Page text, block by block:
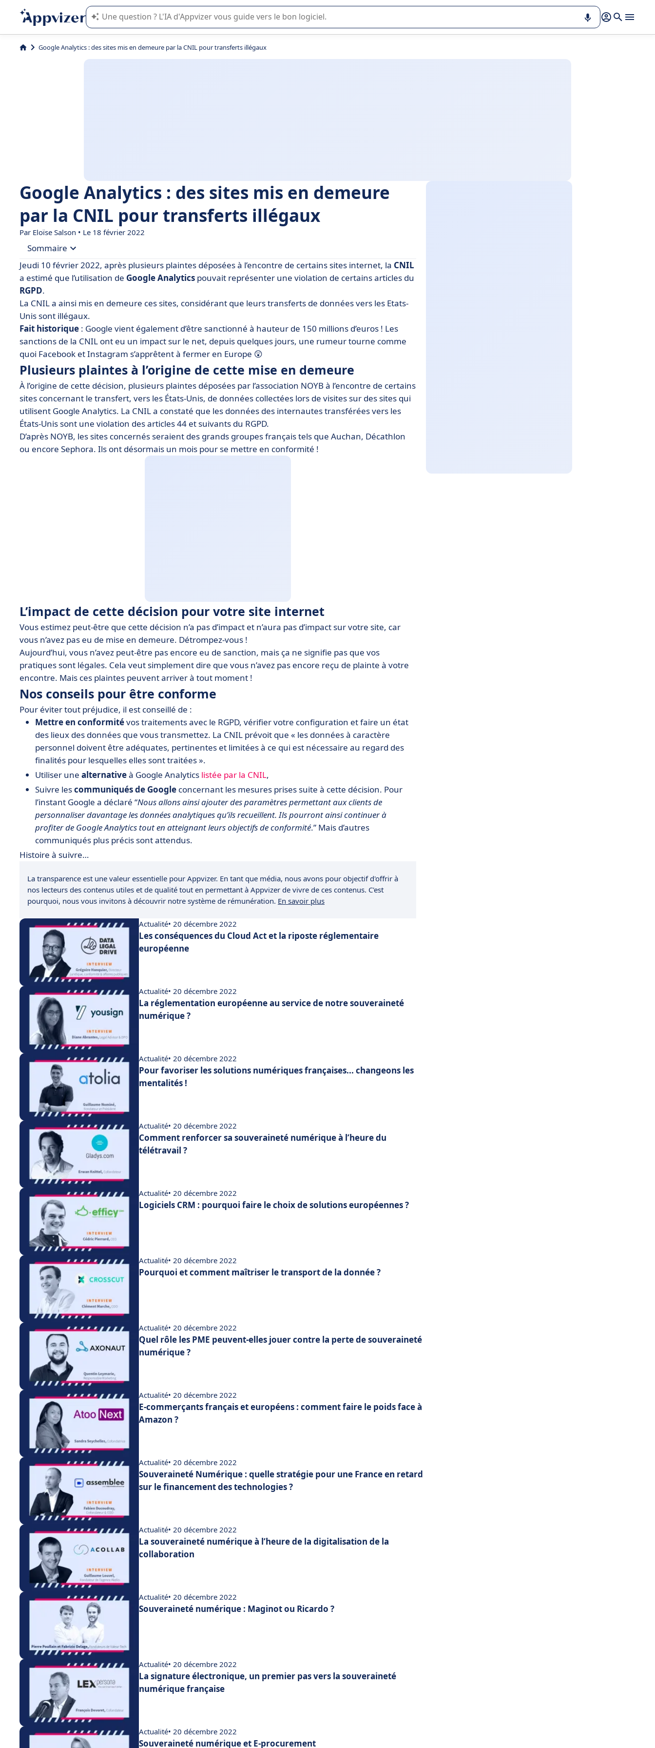
L'IA de Appvizer vous guide dans l'utilisation ou la sélection de logiciel SaaS en entreprise.
Google Analytics : des sites mis en demeure par la CNIL pour transferts illégaux
Google Analytics : des sites mis en demeure
par la CNIL pour transferts illégaux
Par Eloïse Salson • Le 18 février 2022
Sommaire
• Plusieurs plaintes à l’origine de cette mise en demeure
• L’impact de cette décision pour votre site internet
• Nos conseils pour être conforme
Jeudi 10 février 2022, après plusieurs plaintes déposées à l’encontre de certains sites internet, la CNIL
a estimé que l’utilisation de Google Analytics pouvait représenter une violation de certains articles du
RGPD.
La CNIL a ainsi mis en demeure ces sites, considérant que leurs transferts de données vers les Etats-
Unis sont illégaux.
Fait historique : Google vient également d’être sanctionné à hauteur de 150 millions d’euros ! Les
sanctions de la CNIL ont eu un impact sur le net, depuis quelques jours, une rumeur tourne comme
quoi Facebook et Instagram s’apprêtent à fermer en Europe 😲
Plusieurs plaintes à l’origine de cette mise en demeure
À l’origine de cette décision, plusieurs plaintes déposées par l’association NOYB à l’encontre de certains
sites concernant le transfert, vers les États-Unis, de données collectées lors de visites sur des sites qui
utilisent Google Analytics. La CNIL a constaté que les données des internautes transférées vers les
États-Unis sont une violation des articles 44 et suivants du RGPD.
D’après NOYB, les sites concernés seraient des grands groupes français tels que Auchan, Décathlon
ou encore Sephora. Ils ont désormais un mois pour se mettre en conformité !
L’impact de cette décision pour votre site internet
Vous estimez peut-être que cette décision n’a pas d’impact et n’aura pas d’impact sur votre site, car
vous n’avez pas eu de mise en demeure. Détrompez-vous !
Aujourd’hui, vous n’avez peut-être pas encore eu de sanction, mais ça ne signifie pas que vos
pratiques sont légales. Cela veut simplement dire que vous n’avez pas encore reçu de plainte à votre
encontre. Mais ces plaintes peuvent arriver à tout moment !
Nos conseils pour être conforme
Pour éviter tout préjudice, il est conseillé de :
Mettre en conformitévos traitements avec le RGPD, vérifier votre configuration et faire un état
des lieux des données que vous transmettez. La CNIL prévoit que « les données à caractère
personnel doivent être adéquates, pertinentes et limitées à ce qui est nécessaire au regard des
finalités pour lesquelles elles sont traitées ».
Utiliser une alternativeà Google Analytics listée par la CNIL,
Suivre lescommuniqués de Google concernant les mesures prises suite à cette décision. Pour
l’instant Google a déclaré “Nous allons ainsi ajouter des paramètres permettant aux clients de
personnaliser davantage les données analytiques qu’ils recueillent. Ils pourront ainsi continuer à
profiter de Google Analytics tout en atteignant leurs objectifs de conformité.” Mais d’autres
communiqués plus précis sont attendus.
Histoire à suivre…
La transparence est une valeur essentielle pour Appvizer. En tant que média, nous avons pour objectif d'offrir à
nos lecteurs des contenus utiles et de qualité tout en permettant à Appvizer de vivre de ces contenus. C'est
pourquoi, nous vous invitons à découvrir notre système de rémunération. En savoir plus
Actualité• 20 décembre 2022
Les conséquences du Cloud Act et la riposte réglementaire
européenne
Actualité• 20 décembre 2022
La réglementation européenne au service de notre souveraineté
numérique ?
Actualité• 20 décembre 2022
Pour favoriser les solutions numériques françaises... changeons les
mentalités !
Actualité• 20 décembre 2022
Comment renforcer sa souveraineté numérique à l’heure du
télétravail ?
Actualité• 20 décembre 2022
Logiciels CRM : pourquoi faire le choix de solutions européennes ?
Actualité• 20 décembre 2022
Pourquoi et comment maîtriser le transport de la donnée ?
Actualité• 20 décembre 2022
Quel rôle les PME peuvent-elles jouer contre la perte de souveraineté
numérique ?
Actualité• 20 décembre 2022
E-commerçants français et européens : comment faire le poids face à
Amazon ?
Actualité• 20 décembre 2022
Souveraineté Numérique : quelle stratégie pour une France en retard
sur le financement des technologies ?
Actualité• 20 décembre 2022
La souveraineté numérique à l’heure de la digitalisation de la
collaboration
Actualité• 20 décembre 2022
Souveraineté numérique : Maginot ou Ricardo ?
Actualité• 20 décembre 2022
La signature électronique, un premier pas vers la souveraineté
numérique française
Actualité• 20 décembre 2022
Souveraineté numérique et E-procurement